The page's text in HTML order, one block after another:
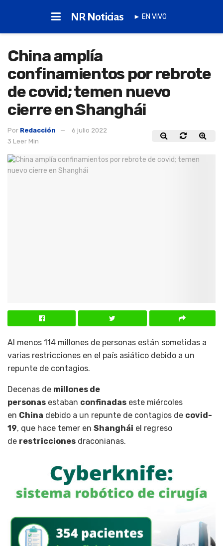
NR Noticias ► EN VIVO
China amplía
confinamientos por rebrote
de covid; temen nuevo
cierre en Shanghái
Por Redacción
6 julio 2022
3 Leer Min
Al menos 114 millones de personas están sometidas a
varias restricciones en el país asiático debido a un
repunte de contagios.
Decenas de millones de
personas estaban confinadas este miércoles
en China debido a un repunte de contagios de covid-
19, que hace temer en Shanghái el regreso
de restricciones draconianas.